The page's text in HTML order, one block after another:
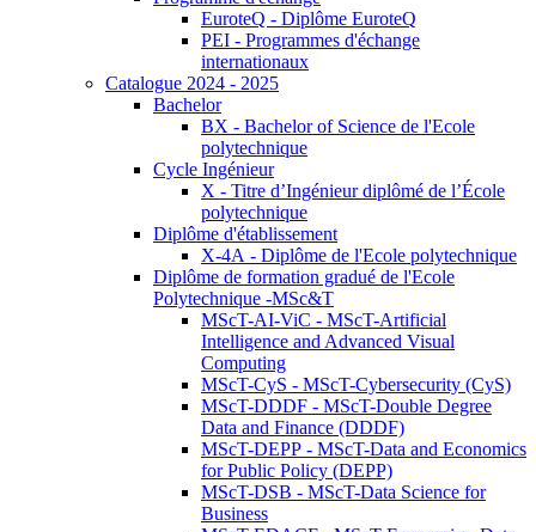
EuroteQ - Diplôme EuroteQ
PEI - Programmes d'échange
internationaux
Catalogue 2024 - 2025
Bachelor
BX - Bachelor of Science de l'Ecole
polytechnique
Cycle Ingénieur
X - Titre d’Ingénieur diplômé de l’École
polytechnique
Diplôme d'établissement
X-4A - Diplôme de l'Ecole polytechnique
Diplôme de formation gradué de l'Ecole
Polytechnique -MSc&T
MScT-AI-ViC - MScT-Artificial
Intelligence and Advanced Visual
Computing
MScT-CyS - MScT-Cybersecurity (CyS)
MScT-DDDF - MScT-Double Degree
Data and Finance (DDDF)
MScT-DEPP - MScT-Data and Economics
for Public Policy (DEPP)
MScT-DSB - MScT-Data Science for
Business